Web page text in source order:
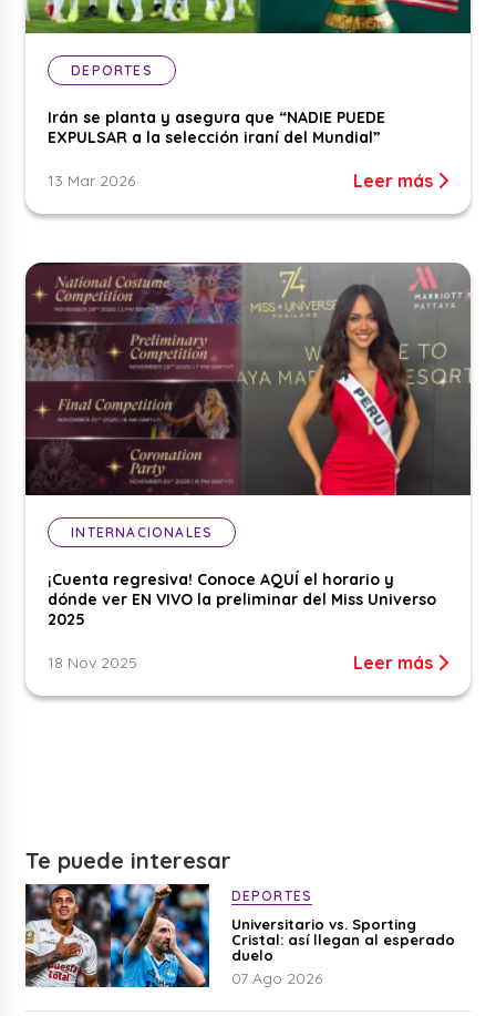
DEPORTES
Irán se planta y asegura que “NADIE PUEDE
EXPULSAR a la selección iraní del Mundial”
13 Mar 2026 Leer más
INTERNACIONALES
¡Cuenta regresiva! Conoce AQUÍ el horario y
dónde ver EN VIVO la preliminar del Miss Universo
2025
18 Nov 2025 Leer más
Te puede interesar
DEPORTES
Universitario vs. Sporting
Cristal: así llegan al esperado
duelo
07 Ago 2026